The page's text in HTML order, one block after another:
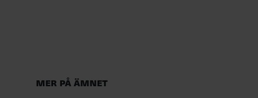
Mer på ämnet